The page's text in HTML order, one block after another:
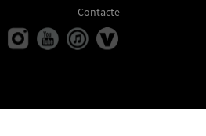
Contacte